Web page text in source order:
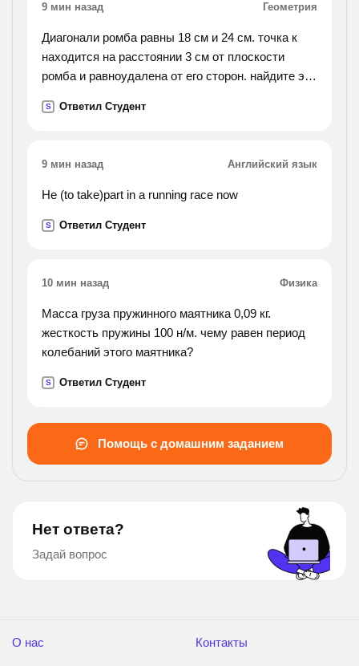
9 мин назад Геометрия
Диагонали ромба равны 18 см и 24 см. точка к
находится на расстоянии 3 см от плоскости
ромба и равноудалена от его сторон. найдите это
S Ответил Студент
9 мин назад Английский язык
He (to take)part in a running race now
S Ответил Студент
10 мин назад Физика
Масса груза пружинного маятника 0,09 кг.
жесткость пружины 100 н/м. чему равен период
колебаний этого маятника?
S Ответил Студент
Помощь с домашним заданием
Нет ответа?
Задай вопрос
О нас Контакты